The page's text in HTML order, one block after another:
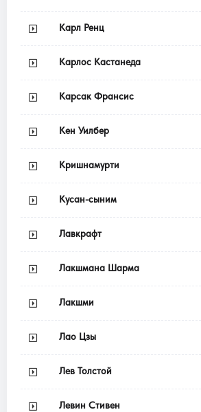
Карл Ренц
Карлос Кастанеда
Карсак Франсис
Кен Уилбер
Кришнамурти
Кусан-сыним
Лавкрафт
Лакшмана Шарма
Лакшми
Лао Цзы
Лев Толстой
Левин Стивен